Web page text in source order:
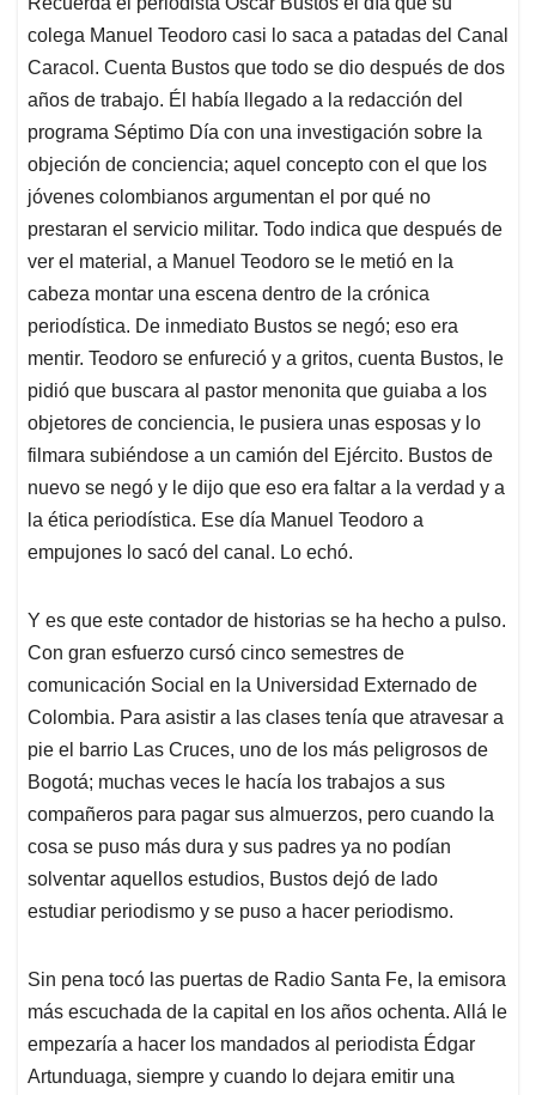
s
A
p
p
b
o
o
k
e
d
I
n
l
a
d
s
colega Manuel Teodoro casi lo saca a patadas del Canal
Caracol. Cuenta Bustos que todo se dio después de dos
años de trabajo. Él había llegado a la redacción del
programa Séptimo Día con una investigación sobre la
objeción de conciencia; aquel concepto con el que los
jóvenes colombianos argumentan el por qué no
prestaran el servicio militar. Todo indica que después de
ver el material, a Manuel Teodoro se le metió en la
cabeza montar una escena dentro de la crónica
periodística. De inmediato Bustos se negó; eso era
mentir. Teodoro se enfureció y a gritos, cuenta Bustos, le
pidió que buscara al pastor menonita que guiaba a los
objetores de conciencia, le pusiera unas esposas y lo
filmara subiéndose a un camión del Ejército. Bustos de
nuevo se negó y le dijo que eso era faltar a la verdad y a
la ética periodística. Ese día Manuel Teodoro a
empujones lo sacó del canal. Lo echó.
Y es que este contador de historias se ha hecho a pulso.
Con gran esfuerzo cursó cinco semestres de
comunicación Social en la Universidad Externado de
Colombia. Para asistir a las clases tenía que atravesar a
pie el barrio Las Cruces, uno de los más peligrosos de
Bogotá; muchas veces le hacía los trabajos a sus
compañeros para pagar sus almuerzos, pero cuando la
cosa se puso más dura y sus padres ya no podían
solventar aquellos estudios, Bustos dejó de lado
estudiar periodismo y se puso a hacer periodismo.
Sin pena tocó las puertas de Radio Santa Fe, la emisora
más escuchada de la capital en los años ochenta. Allá le
empezaría a hacer los mandados al periodista Édgar
Artunduaga, siempre y cuando lo dejara emitir una